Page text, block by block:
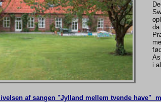
da
i
af sangen "Jylland mellem tvende have"